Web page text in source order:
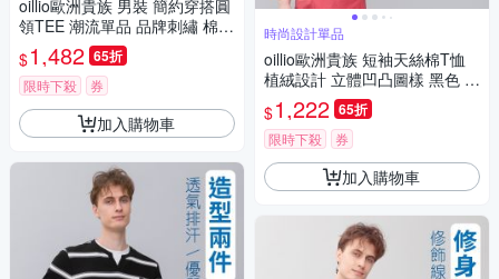
oillio歐洲貴族 男裝 簡約穿搭圓
領TEE 潮流單品 品牌刺繡 棉彈
力 灰色 法國品牌
$1,482 65折
限時下殺 券
加入購物車
時尚設計單品
oillio歐洲貴族 短袖天絲棉T恤
植絨設計 立體凹凸圖樣 黑色 男
女裝 法國品牌
$1,222 65折
限時下殺 券
加入購物車